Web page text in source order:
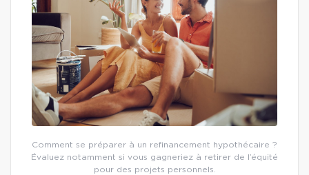
Comment se préparer à un refinancement hypothécaire ?
Évaluez notamment si vous gagneriez à retirer de l’équité
pour des projets personnels.